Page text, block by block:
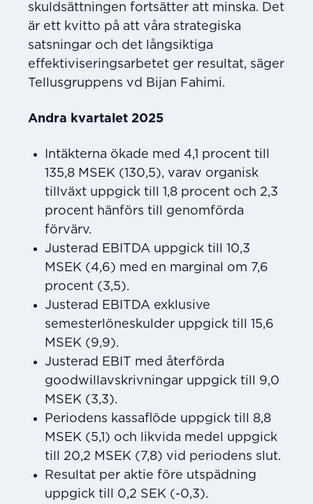
skuldsättningen fortsätter att minska. Det
är ett kvitto på att våra strategiska
satsningar och det långsiktiga
effektiviseringsarbetet ger resultat, säger
Tellusgruppens vd Bijan Fahimi.
Andra kvartalet 2025
Intäkterna ökade med 4,1 procent till
135,8 MSEK (130,5), varav organisk
tillväxt uppgick till 1,8 procent och 2,3
procent hänförs till genomförda
förvärv.
Justerad EBITDA uppgick till 10,3
MSEK (4,6) med en marginal om 7,6
procent (3,5).
Justerad EBITDA exklusive
semesterlöneskulder uppgick till 15,6
MSEK (9,9).
Justerad EBIT med återförda
goodwillavskrivningar uppgick till 9,0
MSEK (3,3).
Periodens kassaflöde uppgick till 8,8
MSEK (5,1) och likvida medel uppgick
till 20,2 MSEK (7,8) vid periodens slut.
Resultat per aktie före utspädning
uppgick till 0,2 SEK (-0,3).